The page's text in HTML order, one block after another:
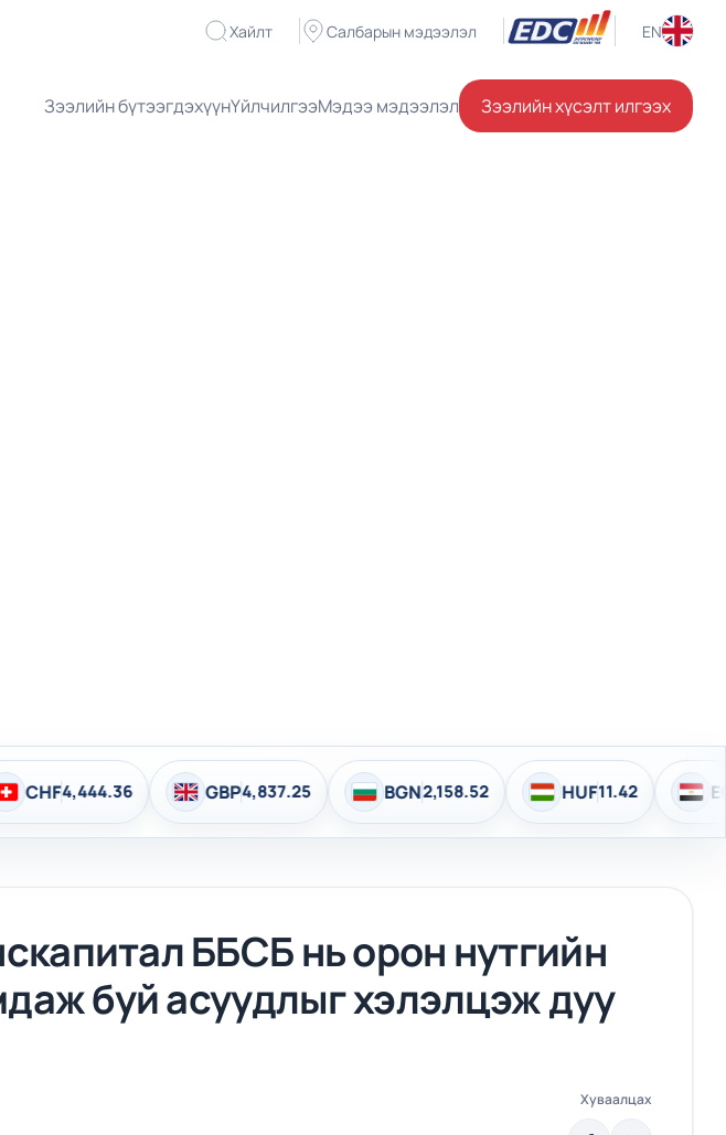
Хайлт Салбарын мэдээлэл EN
Зээлийн бүтээгдэхүүнҮйлчилгээМэдээ мэдээлэл Зээлийн хүсэлт илгээх
GBP4,837.25 BGN2,158.52 HUF11.42 EGP72.21
ББСБ нь орон нутгийн
буй асуудлыг хэлэлцэж дуу
Хуваалцах